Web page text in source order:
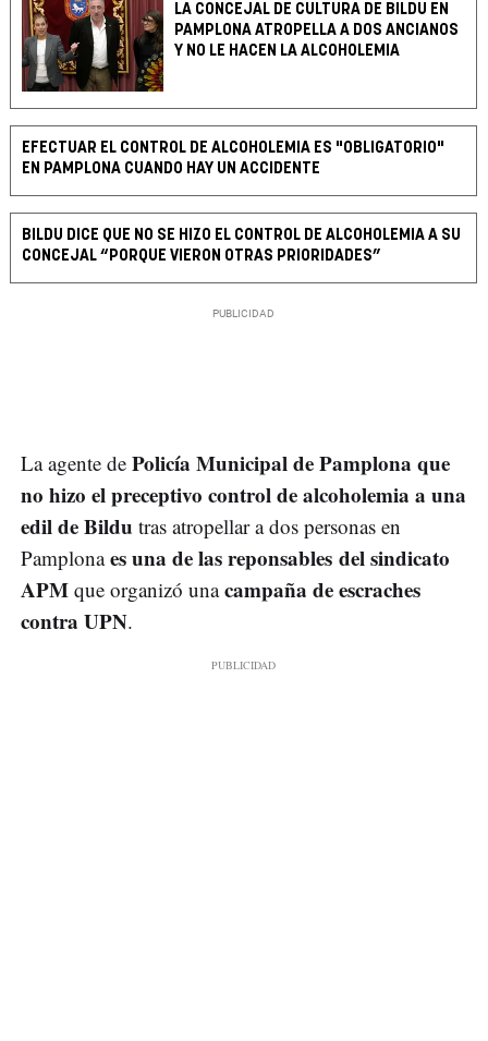
LA CONCEJAL DE CULTURA DE BILDU EN
PAMPLONA ATROPELLA A DOS ANCIANOS
Y NO LE HACEN LA ALCOHOLEMIA
EFECTUAR EL CONTROL DE ALCOHOLEMIA ES "OBLIGATORIO"
EN PAMPLONA CUANDO HAY UN ACCIDENTE
BILDU DICE QUE NO SE HIZO EL CONTROL DE ALCOHOLEMIA A SU
CONCEJAL “PORQUE VIERON OTRAS PRIORIDADES”
La agente de Policía Municipal de Pamplona que
no hizo el preceptivo control de alcoholemia a una
edil de Bildu tras atropellar a dos personas en
Pamplonaes una de las reponsables del sindicato
APM que organizó unacampaña de escraches
contra UPN.